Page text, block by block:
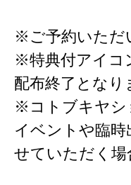
※ご予約いただ
※特典付アイコ
配布終了とな
※コトブキヤシ
イベントや臨
せていただく場